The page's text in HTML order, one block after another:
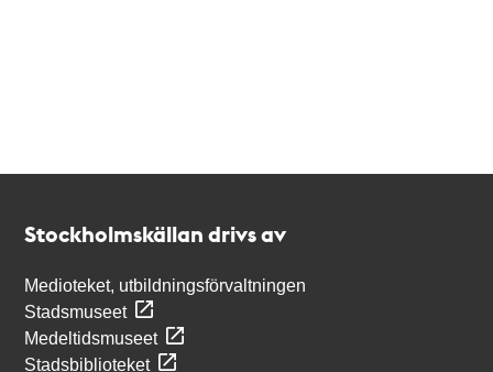
Stockholmskällan drivs av
Medioteket, utbildningsförvaltningen
Stadsmuseet
Medeltidsmuseet
Stadsbiblioteket